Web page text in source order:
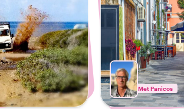
Met Panicos